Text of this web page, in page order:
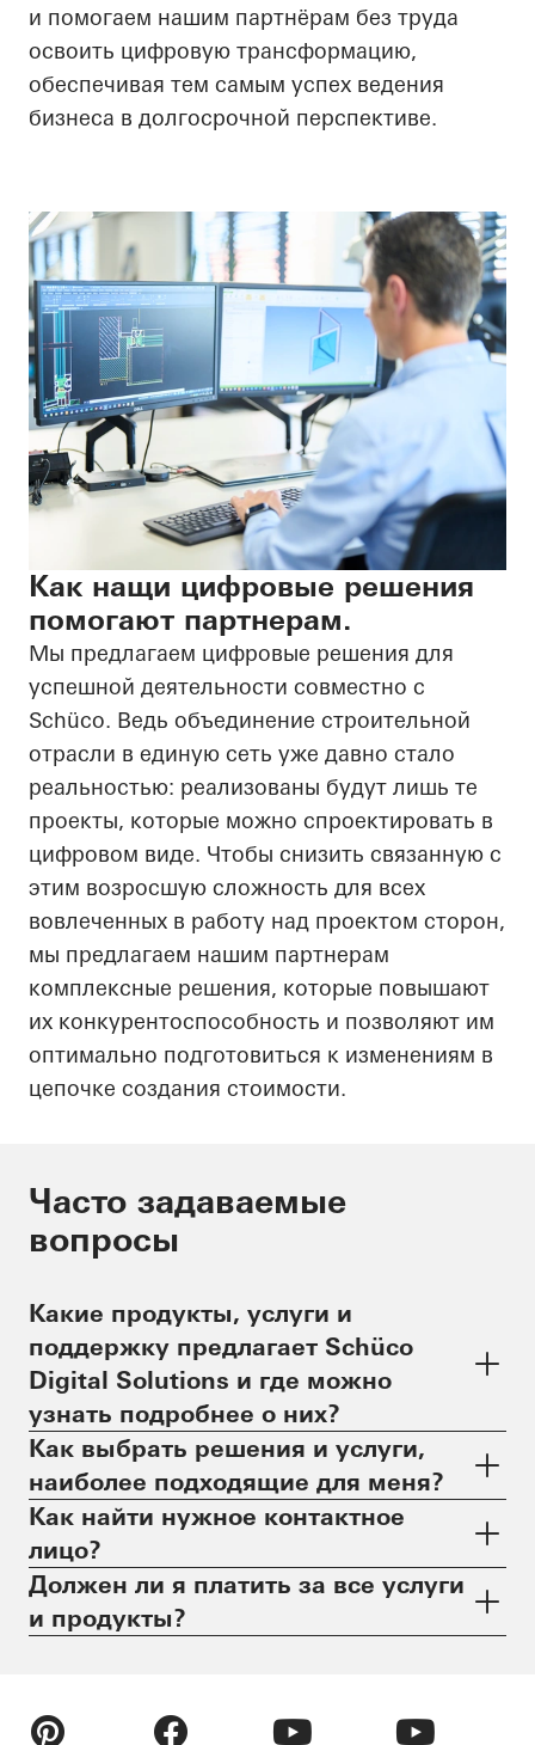
и помогаем нашим партнёрам без труда
освоить цифровую трансформацию,
обеспечивая тем самым успех ведения
бизнеса в долгосрочной перспективе.
Как нащи цифровые решения
помогают партнерам.
Мы предлагаем цифровые решения для
успешной деятельности совместно с
Schüco. Ведь объединение строительной
отрасли в единую сеть уже давно стало
реальностью: реализованы будут лишь те
проекты, которые можно спроектировать в
цифровом виде. Чтобы снизить связанную с
этим возросшую сложность для всех
вовлеченных в работу над проектом сторон,
мы предлагаем нашим партнерам
комплексные решения, которые повышают
их конкурентоспособность и позволяют им
оптимально подготовиться к изменениям в
цепочке создания стоимости.
Часто задаваемые
вопросы
Какие продукты, услуги и
поддержку предлагает Schüco
Digital Solutions и где можно
узнать подробнее о них?
Как выбрать решения и услуги,
наиболее подходящие для меня?
Как найти нужное контактное
лицо?
Должен ли я платить за все услуги
и продукты?